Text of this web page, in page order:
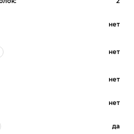
нет
нет
нет
нет
да